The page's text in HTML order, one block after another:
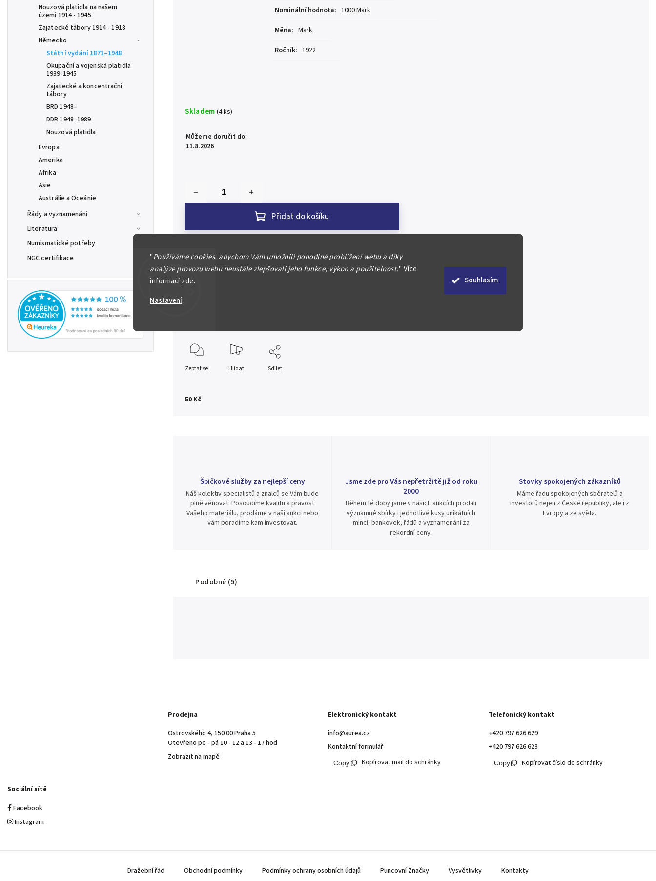
"Používáme cookies, abychom Vám umožnili pohodlné prohlížení webu a díky
analýze provozu webu neustále zlepšovali jeho funkce, výkon a použitelnost." Více
informacízde.
Nastavení
Souhlasím
Nouzová platidla na našem
území 1914 - 1945
Zajatecké tábory 1914 - 1918
Německo
Státní vydání 1871–1948
Okupační a vojenská platidla
1939-1945
Zajatecké a koncentrační
tábory
BRD 1948–
DDR 1948–1989
Nouzová platidla
Evropa
Amerika
Afrika
Asie
Austrálie a Oceánie
Řády a vyznamenání
Literatura
Numismatické potřeby
NGC certifikace
Nominální hodnota: 1000 Mark
Měna: Mark
Ročník: 1922
50 Kč
Skladem (4 ks)
Můžeme doručit do:
11.8.2026
Přidat do košíku
Německo / Germany
1000 Mark 1922, vod. Gitter, zelené 6-místné číslo, Ro.75m, v případě
Zeptat se Hlídat Sdílet
Špičkové služby za nejlepší ceny
Náš kolektiv specialistů a znalců se Vám bude
plně věnovat. Posoudíme kvalitu a pravost
Vašeho materiálu, prodáme v naší aukci nebo
Vám poradíme kam investovat.
Jsme zde pro Vás nepřetržitě již od roku
2000
Během té doby jsme v našich aukcích prodali
významné sbírky i jednotlivé kusy unikátních
mincí, bankovek, řádů a vyznamenání za
rekordní ceny.
Stovky spokojených zákazníků
Máme řadu spokojených sběratelů a
investorů nejen z České republiky, ale i z
Evropy a ze světa.
Podobné (5)
Prodejna
Ostrovského 4, 150 00 Praha 5
Otevřeno po - pá 10 - 12 a 13 - 17 hod
Zobrazit na mapě
Elektronický kontakt
info@aurea.cz
Kontaktní formulář
Kopírovat mail do schránky
Telefonický kontakt
+420 797 626 629
+420 797 626 623
Kopírovat číslo do schránky
Sociální sítě
Facebook
Instagram
Dražební řád Obchodní podmínky Podmínky ochrany osobních údajů Puncovní Značky Vysvětlivky Kontakty